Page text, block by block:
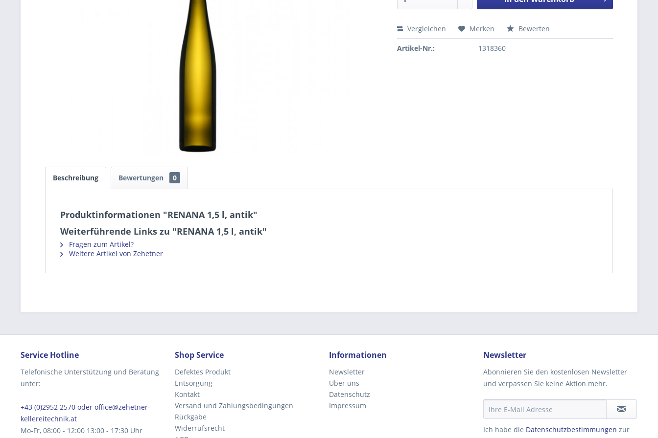
Preis anfragen
Vergleichen Merken Bewerten
Artikel-Nr.: 1318360
Beschreibung Bewertungen 0
Produktinformationen "RENANA 1,5 l, antik"
Weiterführende Links zu "RENANA 1,5 l, antik"
Fragen zum Artikel?
Weitere Artikel von Zehetner
Service Hotline
Telefonische Unterstützung und Beratung
unter:
+43 (0)2952 2570 oder office@zehetner-
kellereitechnik.at
Mo-Fr, 08:00 - 12:00 13:00 - 17:30 Uhr
Shop Service
Defektes Produkt
Entsorgung
Kontakt
Versand und Zahlungsbedingungen
Rückgabe
Widerrufsrecht
Informationen
Newsletter
Über uns
Datenschutz
Impressum
Newsletter
Abonnieren Sie den kostenlosen Newsletter
und verpassen Sie keine Aktion mehr.
Ich habe die Datenschutzbestimmungen zur